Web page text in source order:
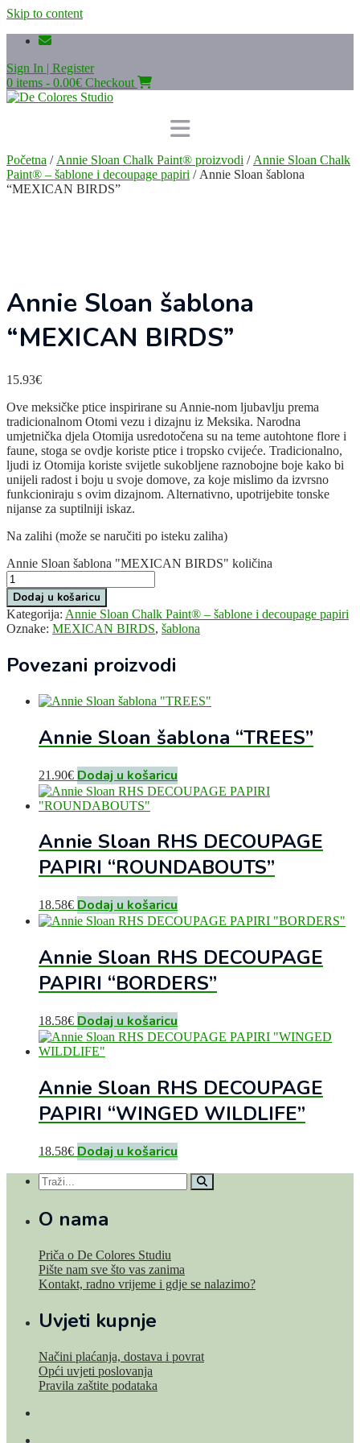
Skip to content
Sign In | Register
0 items - 0.00€ Checkout
Početna / Annie Sloan Chalk Paint® proizvodi / Annie Sloan Chalk
Paint® – šablone i decoupage papiri / Annie Sloan šablona
“MEXICAN BIRDS”
Annie Sloan šablona
“MEXICAN BIRDS”
15.93€
Ove meksičke ptice inspirirane su Annie-nom ljubavlju prema
tradicionalnom Otomi vezu i dizajnu iz Meksika. Narodna
umjetnička djela Otomija usredotočena su na teme autohtone flore i
faune, stoga se ovdje koriste ptice i tropsko cvijeće. Tradicionalno,
ljudi iz Otomija koriste svijetle sukobljene raznobojne boje kako bi
unijeli radost i boju u svoje domove, za koje mislimo da izvrsno
funkcioniraju s ovim dizajnom. Alternativno, upotrijebite tonske
nijanse za suptilniji iskaz.
Na zalihi (može se naručiti po isteku zaliha)
Annie Sloan šablona "MEXICAN BIRDS" količina
Dodaj u košaricu
Kategorija: Annie Sloan Chalk Paint® – šablone i decoupage papiri
Oznake: MEXICAN BIRDS, šablona
Povezani proizvodi
Annie Sloan šablona “TREES”
21.90€ Dodaj u košaricu
Annie Sloan RHS DECOUPAGE
PAPIRI “ROUNDABOUTS”
18.58€ Dodaj u košaricu
Annie Sloan RHS DECOUPAGE
PAPIRI “BORDERS”
18.58€ Dodaj u košaricu
Annie Sloan RHS DECOUPAGE
PAPIRI “WINGED WILDLIFE”
18.58€ Dodaj u košaricu
O nama
Priča o De Colores Studiu
Pište nam sve što vas zanima
Kontakt, radno vrijeme i gdje se nalazimo?
Uvjeti kupnje
Načini plaćanja, dostava i povrat
Opći uvjeti poslovanja
Pravila zaštite podataka